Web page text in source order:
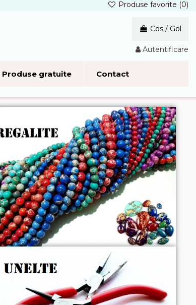
Produse favorite (0)
Cos / Gol
Autentificare
Produse gratuite Contact